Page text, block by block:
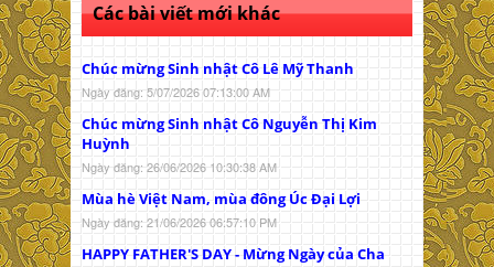
Các bài viết mới khác
Chúc mừng Sinh nhật Cô Lê Mỹ Thanh
Ngày đăng: 5/07/2026 07:13:00 AM
Chúc mừng Sinh nhật Cô Nguyễn Thị Kim
Huỳnh
Ngày đăng: 26/06/2026 10:30:38 AM
Mùa hè Việt Nam, mùa đông Úc Đại Lợi
Ngày đăng: 21/06/2026 06:57:10 PM
HAPPY FATHER'S DAY - Mừng Ngày của Cha